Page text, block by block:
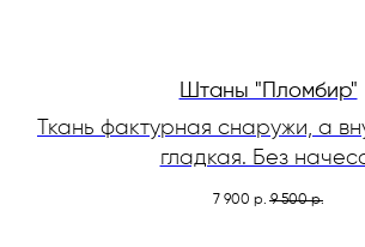
Штаны "Пломбир"
Ткань фактурная снаружи, а
гладкая. Без
7 900 р. 9 500 р.